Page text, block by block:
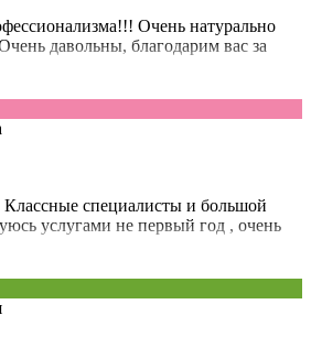
Очень натурально
давольны, благодарим вас за
специалисты и большой
услугами не первый год , очень